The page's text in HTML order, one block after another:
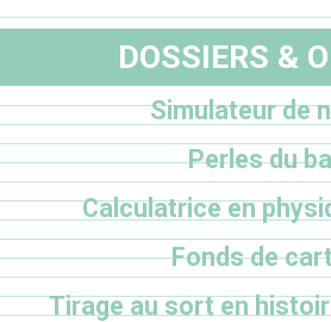
DOSSIERS &
Simulateur de
Perles du
Calculatrice en
Fonds de
Tirage au sort en